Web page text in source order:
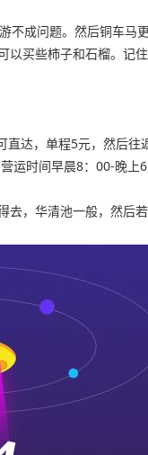
不成问题。然后铜车马
以买些柿子和石榴。记
直达，单程5元，然后往
运时间早晨8：00-晚上
去，华清池一般，然后